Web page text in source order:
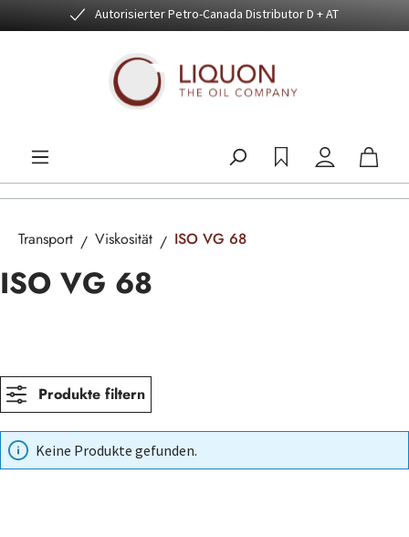
Zum Hauptinhalt springenAutorisierter Petro-Canada Distributor D + AT
Transport Viskosität ISO VG 68
ISO VG 68
Produkte filtern
Keine Produkte gefunden.